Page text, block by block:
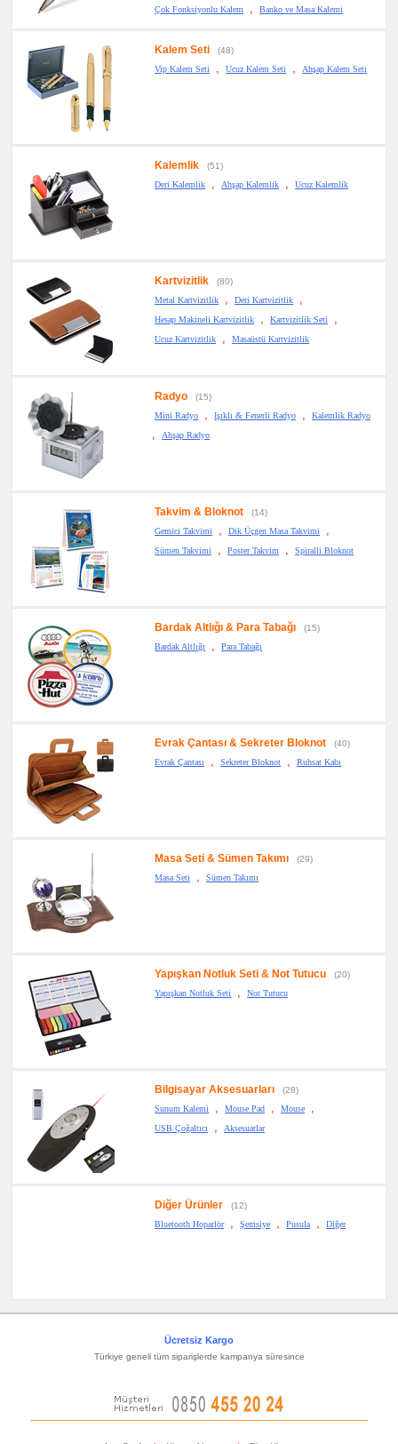
Çok Fonksiyonlu Kalem , Banko ve Masa Kalemi
Kalem Seti
(48)
Vip Kalem Seti
, Ucuz Kalem Seti , Ahşap Kalem Seti
Kalemlik
(51)
Deri Kalemlik
, Ahşap Kalemlik , Ucuz Kalemlik
Kartvizitlik
(80)
Metal Kartvizitlik
, Deri Kartvizitlik ,
Hesap Makineli Kartvizitlik , Kartvizitlik Seti ,
Ucuz Kartvizitlik , Masaüstü Kartvizitlik
Radyo
(15)
Mini Radyo
, Işıklı & Fenerli Radyo , Kalemlik Radyo
, Ahşap Radyo
Takvim & Bloknot
(14)
Gemici Takvimi
, Dik Üçgen Masa Takvimi ,
Sümen Takvimi , Poster Takvim , Spiralli Bloknot
Bardak Altlığı & Para Tabağı
(15)
Bardak Altlığı
, Para Tabağı
Evrak Çantası & Sekreter Bloknot
(40)
Evrak Çantası
, Sekreter Bloknot , Ruhsat Kabı
Masa Seti & Sümen Takımı
(29)
Masa Seti
, Sümen Takımı
Yapışkan Notluk Seti & Not Tutucu
(20)
Yapışkan Notluk Seti
, Not Tutucu
Bilgisayar Aksesuarları
(28)
Sunum Kalemi
, Mouse Pad , Mouse ,
USB Çoğaltıcı , Aksesuarlar
Diğer Ürünler
(12)
Bluetooth Hoparlör
, Şemsiye , Pusula , Diğer
Ücretsiz Kargo
Türkiye geneli tüm siparişlerde kampanya süresince